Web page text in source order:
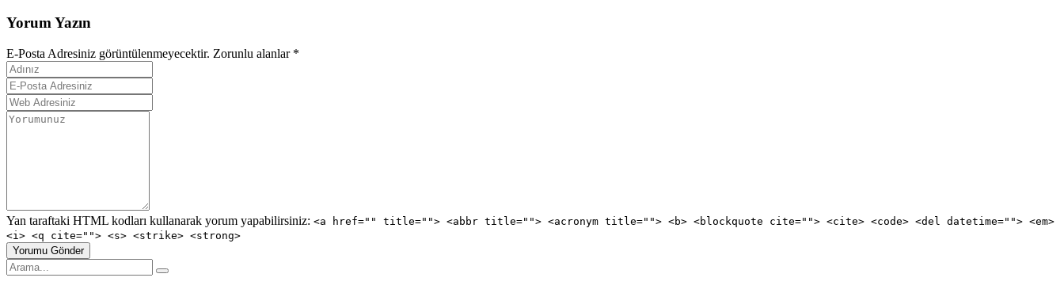
Yorum Yazın
E-Posta Adresiniz görüntülenmeyecektir. Zorunlu alanlar *
Yan taraftaki HTML kodları kullanarak yorum yapabilirsiniz: <a href="" title=""> <abbr title=""> <acronym title=""> <b> <blockquote cite=""> <cite> <code> <del datetime=""> <em>
<i> <q cite=""> <s> <strike> <strong>